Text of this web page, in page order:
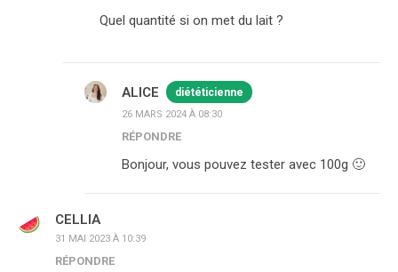
Quel quantité si on met du lait ?
ALICE diététicienne
26 MARS 2024 À 08:30
RÉPONDRE
Bonjour, vous pouvez tester avec 100g 🙂
CELLIA
31 MAI 2023 À 10:39
RÉPONDRE